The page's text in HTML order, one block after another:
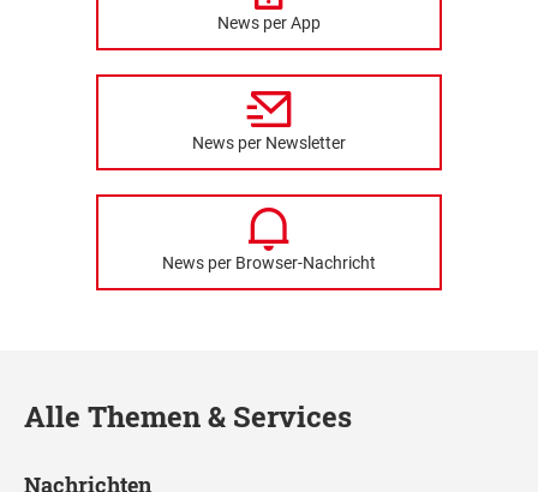
News per App
News per Newsletter
News per Browser-Nachricht
Alle Themen & Services
Nachrichten